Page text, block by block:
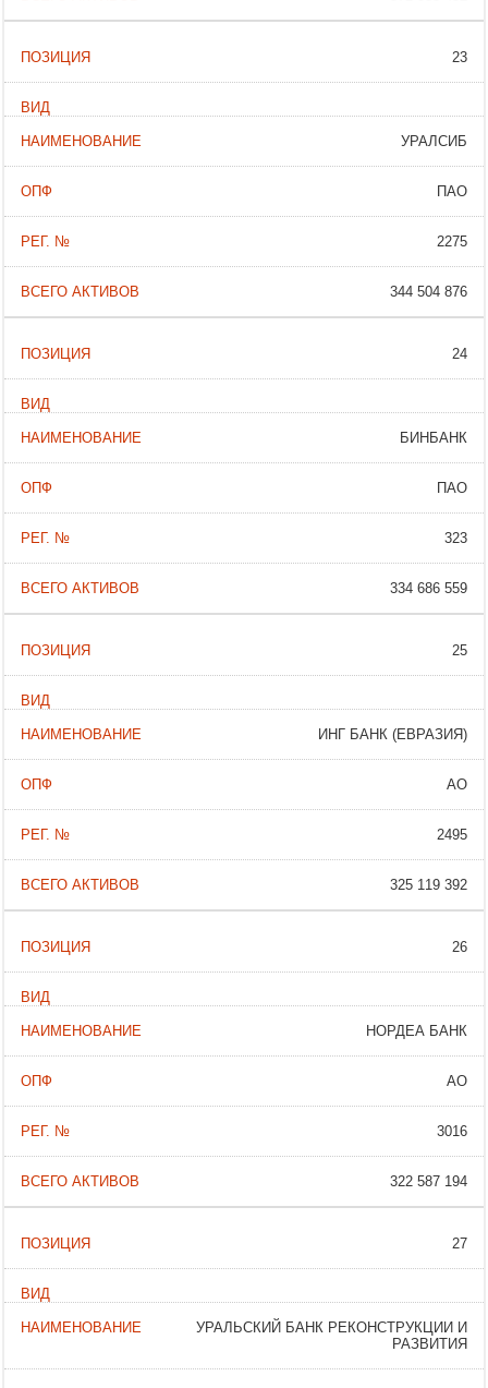
23
УРАЛСИБ
ПАО
2275
344 504 876
24
БИНБАНК
ПАО
323
334 686 559
25
ИНГ БАНК (ЕВРАЗИЯ)
АО
2495
325 119 392
26
НОРДЕА БАНК
АО
3016
322 587 194
27
УРАЛЬСКИЙ БАНК РЕКОНСТРУКЦИИ И
РАЗВИТИЯ